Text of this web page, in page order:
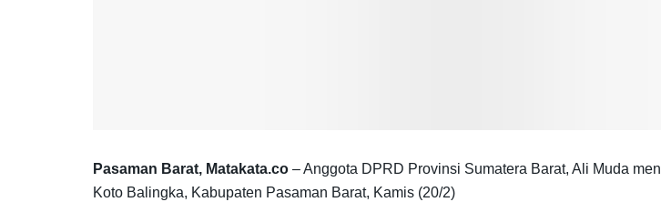
Pasaman Barat, Matakata.co – Anggota DPRD Provinsi Sumatera Barat, Ali Muda
Koto Balingka, Kabupaten Pasaman Barat, Kamis (20/2)